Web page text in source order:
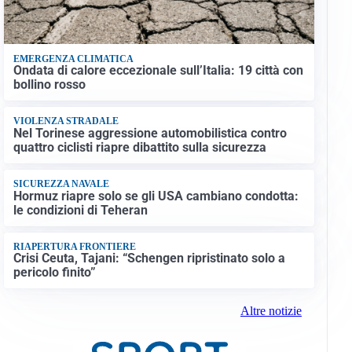
EMERGENZA CLIMATICA
Ondata di calore eccezionale sull’Italia: 19 città con
bollino rosso
VIOLENZA STRADALE
Nel Torinese aggressione automobilistica contro
quattro ciclisti riapre dibattito sulla sicurezza
SICUREZZA NAVALE
Hormuz riapre solo se gli USA cambiano condotta:
le condizioni di Teheran
RIAPERTURA FRONTIERE
Crisi Ceuta, Tajani: “Schengen ripristinato solo a
pericolo finito”
Altre notizie